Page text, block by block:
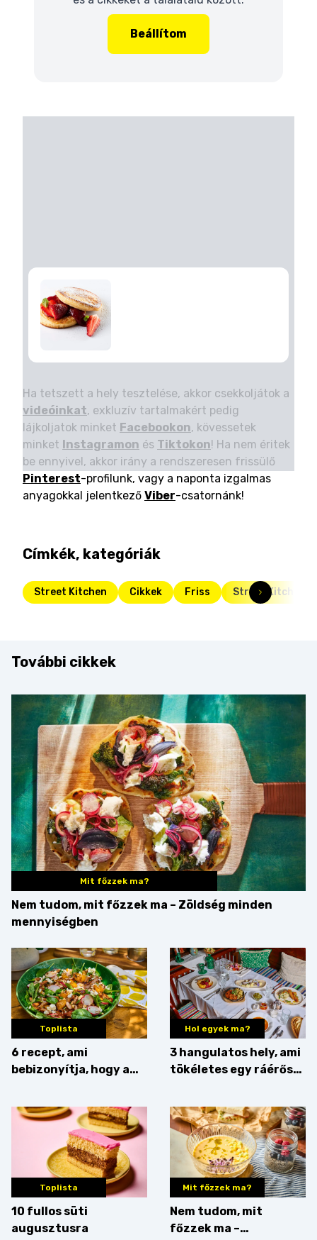
Beállítom
Ha tetszett a hely tesztelése, akkor csekkoljátok a
videóinkat, exkluzív tartalmakért pedig
lájkoljatok minket Facebookon, kövessetek
minket Instagramon és Tiktokon! Ha nem éritek
be ennyivel, akkor irány a rendszeresen frissülő
Pinterest-profilunk, vagy a naponta izgalmas
anyagokkal jelentkező Viber-csatornánk!
Címkék, kategóriák
Street Kitchen Cikkek Friss Street Kitchen
További cikkek
Mit főzzek ma?
Nem tudom, mit főzzek ma – Zöldség minden
mennyiségben
Toplista
6 recept, ami
bebizonyítja, hogy a
zseniális
Hol egyek ma?
3 hangulatos hely, ami
tökéletes egy ráérős
Toplista
10 fullos süti
augusztusra
Mit főzzek ma?
Nem tudom, mit
főzzek ma –